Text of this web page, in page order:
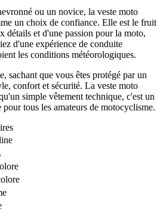
ou un novice, la veste moto
un choix de confiance. Elle est le fruit
détails et d'une passion pour la moto,
d'une expérience de conduite
les conditions météorologiques.
sachant que vous êtes protégé par un
confort et sécurité. La veste moto
simple vêtement technique, c'est un
tous les amateurs de motocyclisme.